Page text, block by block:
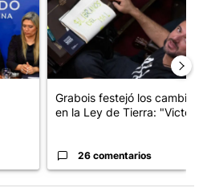
Grabois festejó los cambios
en la Ley de Tierra: "Victo...
26 comentarios